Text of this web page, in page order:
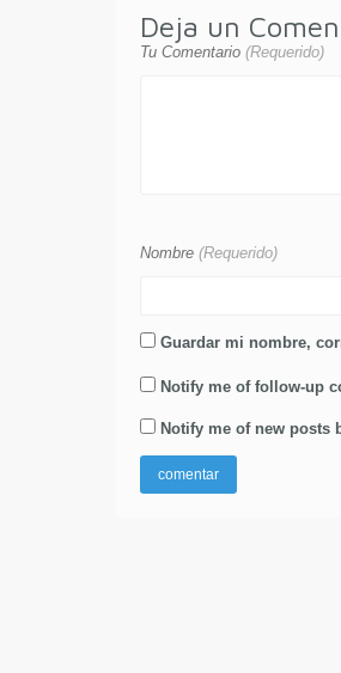
Deja un
Tu Comentario (Requerido)
Nombre (Requerido)
Guardar mi nombre,
Notify me of follow-up
Notify me of new posts